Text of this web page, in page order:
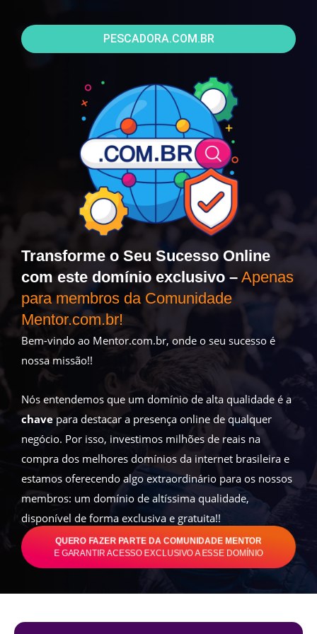
PESCADORA.COM.BR
Transforme o Seu Sucesso Online
com este domínio exclusivo – Apenas
para membros da Comunidade
Mentor.com.br!
Bem-vindo ao Mentor.com.br, onde o seu sucesso é
nossa missão!!
Nós entendemos que um domínio de alta qualidade é a
chavepara destacar a presença online de qualquer
negócio. Por isso, investimos milhões de reais na
compra dos melhores domínios da internet brasileira e
estamos oferecendo algo extraordinário para os nossos
membros: um domínio de altíssima qualidade,
disponível de forma exclusiva e gratuita!!
QUERO FAZER PARTE DA COMUNIDADE MENTOR
E GARANTIR ACESSO EXCLUSIVO A ESSE DOMÍNIO